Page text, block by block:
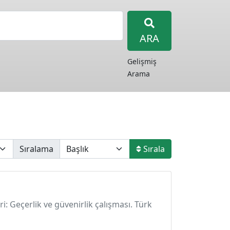
ARA
Gelişmiş
Arama
Sıralama Sırala
Geçerlik ve güvenirlik çalışması. Türk